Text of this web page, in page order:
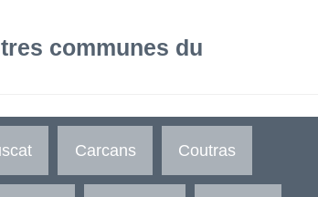
communes du
Carcans Coutras